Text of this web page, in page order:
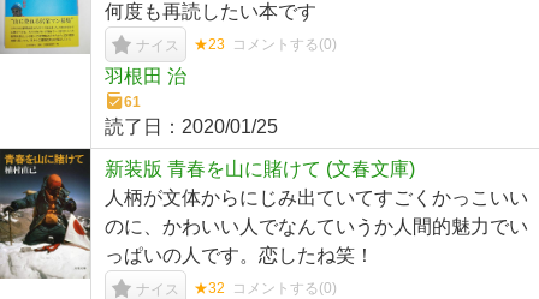
何度も再読したい本です
ナイス ★23 コメントする(0)
羽根田 治
61
読了日： 2020/01/25
新装版 青春を山に賭けて (文春文庫)
人柄が文体からにじみ出ていてすごくかっこいい
のに、かわいい人でなんていうか人間的魅力でい
っぱいの人です。恋したね笑！
ナイス ★32 コメントする(0)